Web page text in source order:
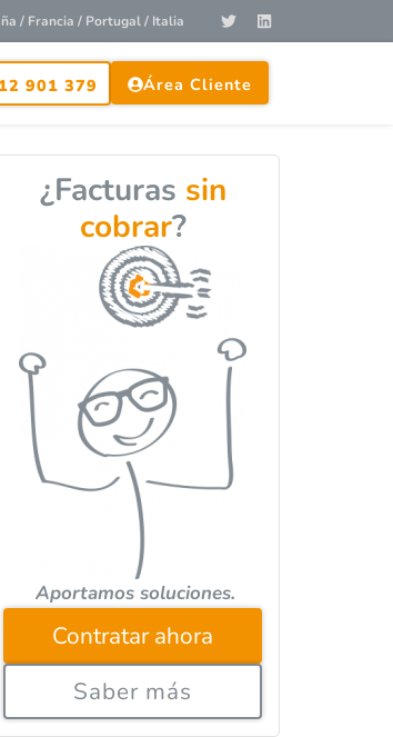
/ Francia / Portugal / Italia
901 379 Área Cliente
¿Facturas sin
cobrar?
Aportamos soluciones.
Contratar ahora
Saber más